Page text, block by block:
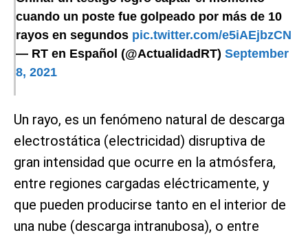
cuando un poste fue golpeado por más de 10
rayos en segundos pic.twitter.com/e5iAEjbzCN
— RT en Español (@ActualidadRT) September
8, 2021
Un rayo, es un fenómeno natural de descarga
electrostática (electricidad) disruptiva de
gran intensidad que ocurre en la atmósfera,
entre regiones cargadas eléctricamente, y
que pueden producirse tanto en el interior de
una nube (descarga intranubosa), o entre